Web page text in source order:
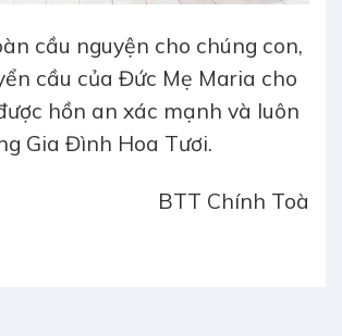
cầu nguyện cho chúng con,
cầu của Đức Mẹ Maria cho
hồn an xác mạnh và luôn
Gia Đình Hoa Tươi.
BTT Chính Toà